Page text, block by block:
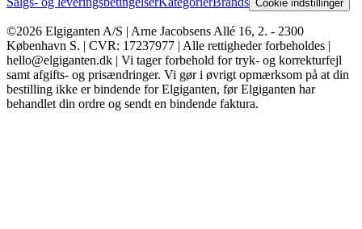
Cookie indstillinger
©2026 Elgiganten A/S | Arne Jacobsens Allé 16, 2. - 2300
København S. | CVR: 17237977 | Alle rettigheder forbeholdes |
hello@elgiganten.dk | Vi tager forbehold for tryk- og korrekturfejl
samt afgifts- og prisændringer. Vi gør i øvrigt opmærksom på at din
bestilling ikke er bindende for Elgiganten, før Elgiganten har
behandlet din ordre og sendt en bindende faktura.